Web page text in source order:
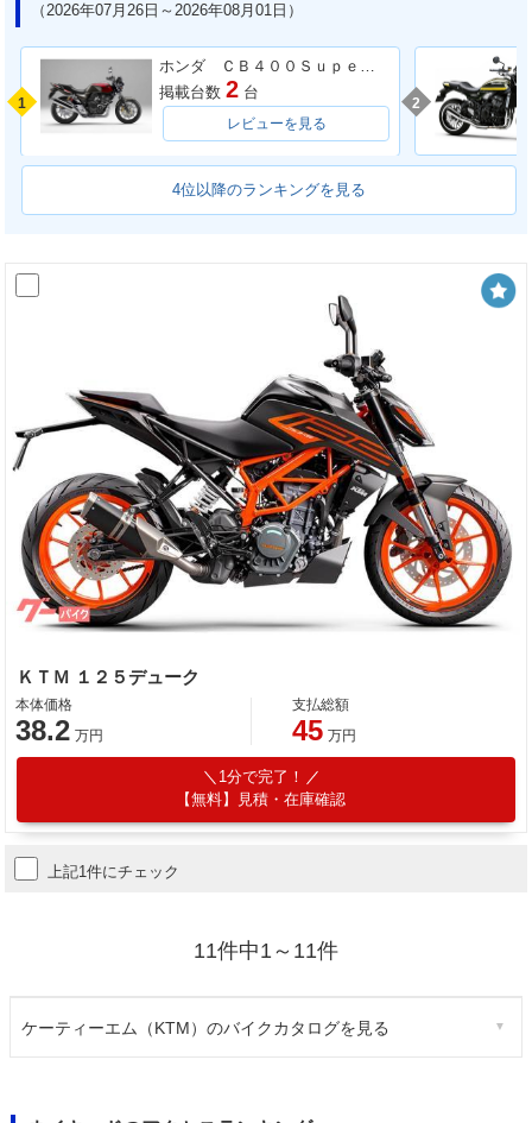
（2026年07月26日～2026年08月01日）
1
掲載台数 2 台
レビューを見る
2
4位以降のランキングを見る
ＫＴＭ １２５デューク
本体価格
38.2 万円
支払総額
45 万円
1分で完了！
【無料】見積・在庫確認
上記1件にチェック
11件中1～11件
ケーティーエム（KTM）のバイクカタログを見る